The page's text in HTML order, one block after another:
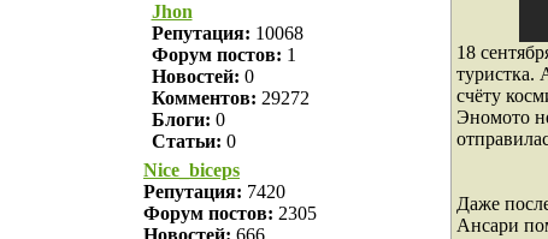
Jhon
Репутация: 10068
Форум постов: 1
Новостей: 0
Комментов: 29272
Блоги: 0
Статьи: 0
Nice_biceps
Репутация: 7420
Форум постов: 2305
18
туристка.
счёту
Эномото
Даже
Ансари